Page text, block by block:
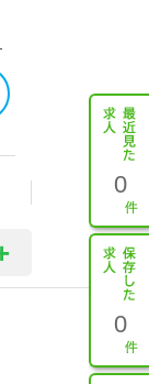
0
0